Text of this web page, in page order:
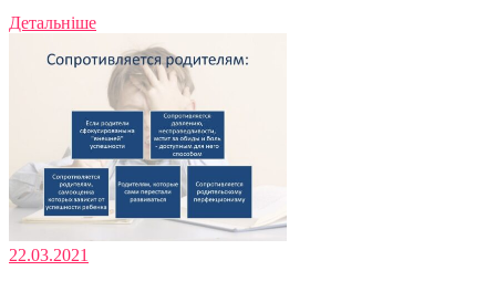
Детальніше
22.03.2021